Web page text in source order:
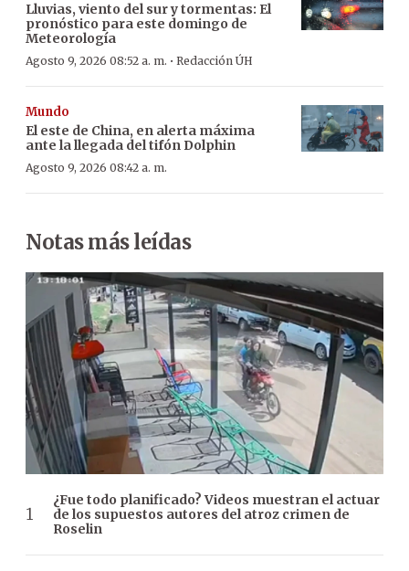
Lluvias, viento del sur y tormentas: El
pronóstico para este domingo de
Meteorología
Agosto 9, 2026 08:52 a. m. · Redacción ÚH
Mundo
El este de China, en alerta máxima
ante la llegada del tifón Dolphin
Agosto 9, 2026 08:42 a. m.
Notas más leídas
¿Fue todo planificado? Videos muestran el actuar
de los supuestos autores del atroz crimen de
Roselin